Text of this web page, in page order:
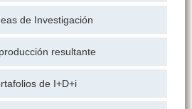
de Investigación
resultante
de I+D+i